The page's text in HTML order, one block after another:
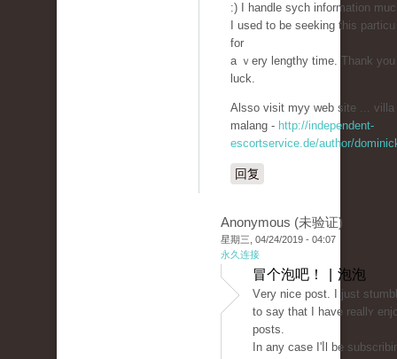
:) I handlе ѕych information
I used to be seeking this
for
a ｖery lengthy time. Thank
luck.
Alsso visit myy web site ... villa
malang - http://independent-
escortservice.de/author/
回复
Anonymous (未验证)
星期三, 04/24/2019 - 04:07
永久连接
冒个泡吧！ | 泡泡
Vеry nice post. Ι just
to ѕay that I have reallʏ
posts.
In any case I'ⅼl be